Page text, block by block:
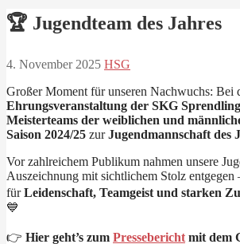
🏆 Jugendteam des Jahres
4. November 2025 HSG
Großer Moment für unseren Nachwuchs: Bei
Ehrungsveranstaltung der SKG
Meisterteams der weiblichen und
Saison 2024/25 zurJugendmannschaft des
Vor zahlreichem Publikum nahmen unsere
Auszeichnung mit sichtlichem Stolz entgegen
fürLeidenschaft, Teamgeist und starken
💙
👉 Hier geht’s zum Pressebericht mit dem